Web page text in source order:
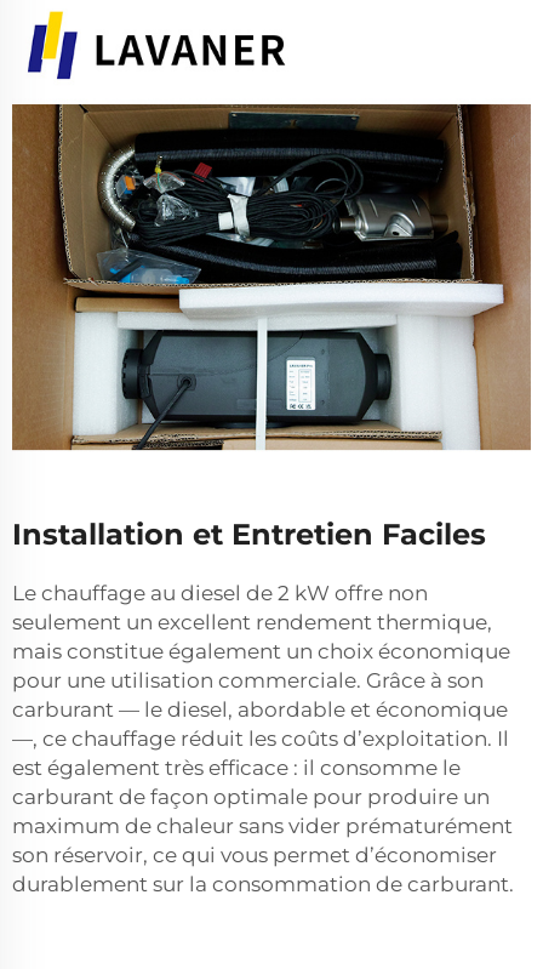
Installation et Entretien Faciles
Le chauffage au diesel de 2 kW offre non
seulement un excellent rendement thermique,
mais constitue également un choix économique
pour une utilisation commerciale. Grâce à son
carburant — le diesel, abordable et économique
—, ce chauffage réduit les coûts d’exploitation. Il
est également très efficace : il consomme le
carburant de façon optimale pour produire un
maximum de chaleur sans vider prématurément
son réservoir, ce qui vous permet d’économiser
durablement sur la consommation de carburant.